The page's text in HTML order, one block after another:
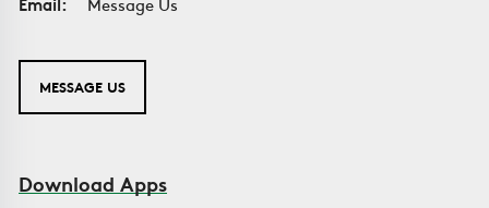
MESSAGE US
Download Apps